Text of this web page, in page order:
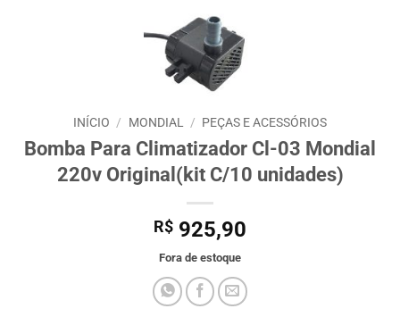
INÍCIO / MONDIAL / PEÇAS E ACESSÓRIOS
Bomba Para Climatizador Cl-03 Mondial
220v Original(kit C/10 unidades)
R$ 925,90
Fora de estoque